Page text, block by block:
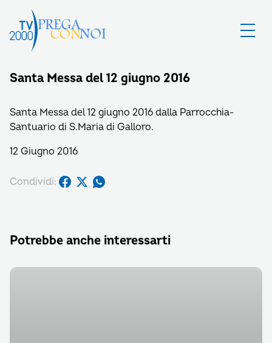
Santa Messa del 12 giugno 2016
Santa Messa del 12 giugno 2016 dalla Parrocchia-
Santuario di S.Maria di Galloro.
12 Giugno 2016
Condividi:
Potrebbe anche interessarti